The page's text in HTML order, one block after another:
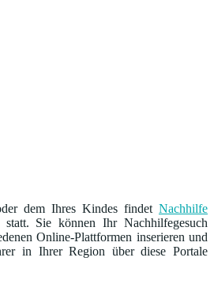
dem Ihres Kindes findet Nachhilfe
Sie können Ihr Nachhilfegesuch
Online-Plattformen inserieren und
in Ihrer Region über diese Portale